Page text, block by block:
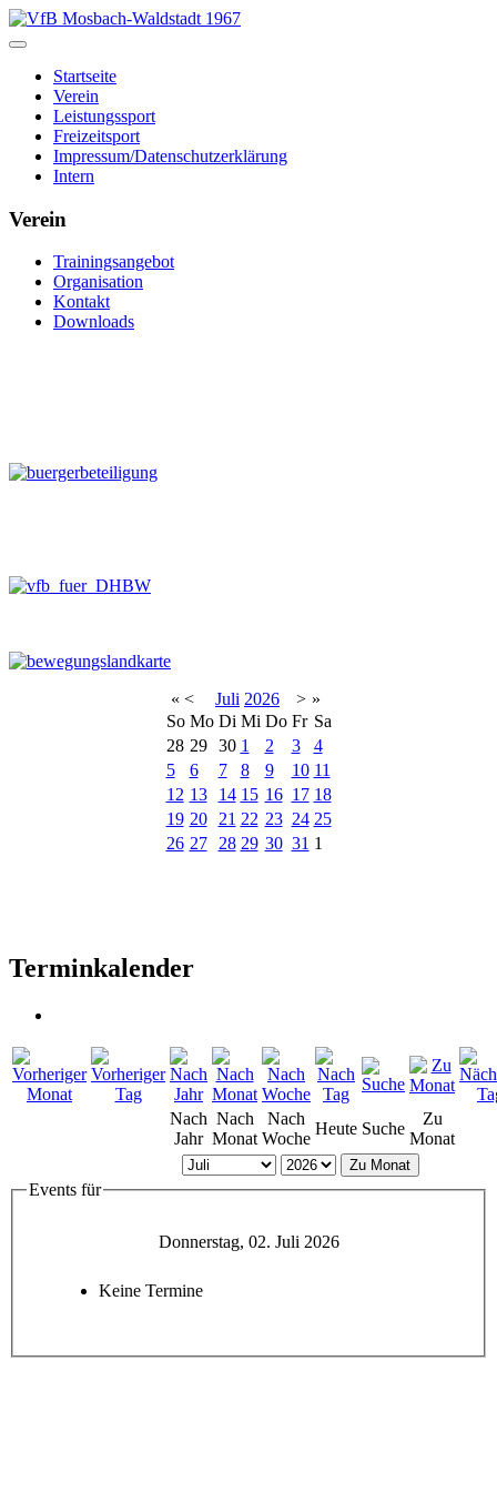
Startseite
Verein
Leistungssport
Freizeitsport
Impressum/Datenschutzerklärung
Intern
Verein
Trainingsangebot
Organisation
Kontakt
Downloads
« < Juli 2026 > »
So Mo Di Mi Do Fr Sa
28 29 30 1 2 3
4
5
6 7 8 9 10 11
12 13 14 15 16 17 18
19 20 21 22 23 24 25
26 27 28 29 30 31 1
Terminkalender
Nach
Jahr
Nach
Monat
Nach
Woche
Heute Suche
Zu
Monat
Zu Monat
Events für
Donnerstag, 02. Juli 2026
Keine Termine